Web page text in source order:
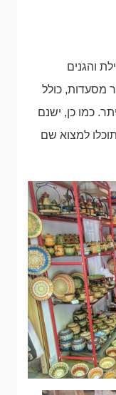
והגנים
מסעדות, כולל
כמו כן, ישנם
למצוא שם